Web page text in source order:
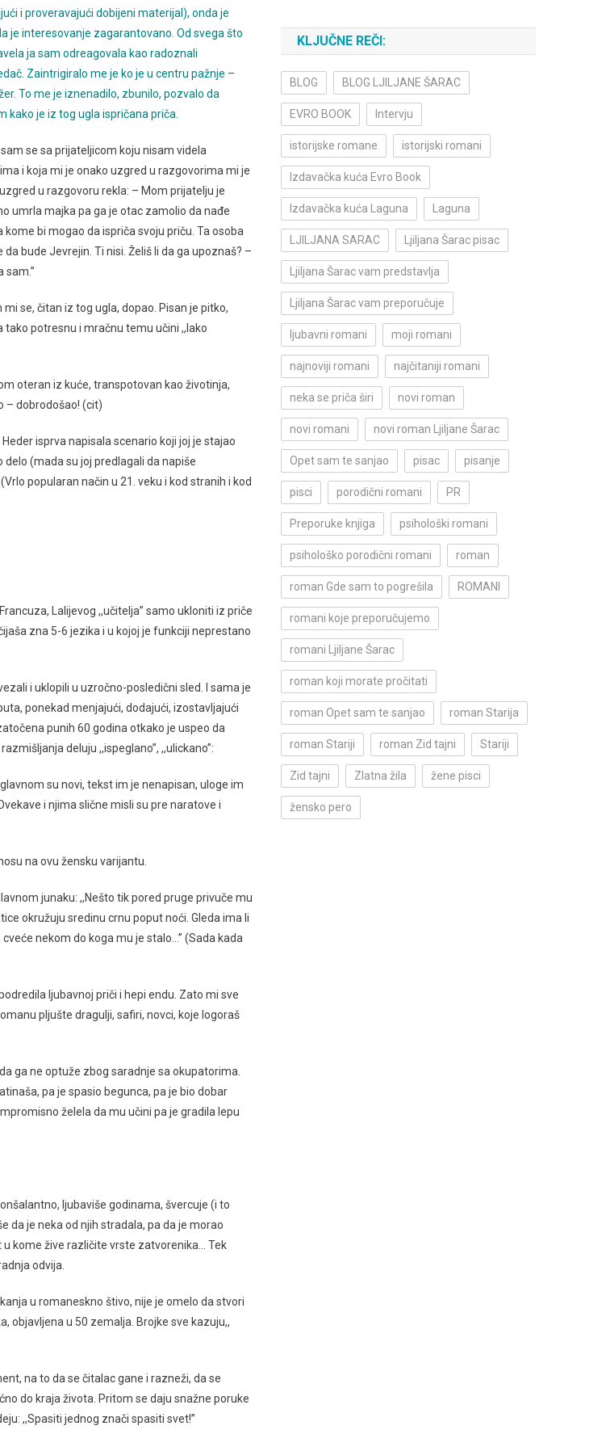
i proveravajući dobijeni materijal), onda je
je interesovanje zagarantovano. Od svega što
ja sam odreagovala kao radoznali
Zaintrigiralo me je ko je u centru pažnje –
To me je iznenadilo, zbunilo, pozvalo da
kako je iz tog ugla ispričana priča.
sam se sa prijateljicom koju nisam videla
i koja mi je onako uzgred u razgovorima mi je
u razgovoru rekla: – Mom prijatelju je
umrla majka pa ga je otac zamolio da nađe
kome bi mogao da ispriča svoju priču. Ta osoba
da bude Jevrejin. Ti nisi. Želiš li da ga upoznaš? –
sam.”
mi se, čitan iz tog ugla, dopao. Pisan je pitko,
tako potresnu i mračnu temu učini ,,lako
oteran iz kuće, transpotovan kao životinja,
– dobrodošao! (cit)
isprva napisala scenario koji joj je stajao
(mada su joj predlagali da napiše
popularan način u 21. veku i kod stranih i kod
Lalijevog ,,učitelja” samo ukloniti iz priče
zna 5-6 jezika i u kojoj je funkciji neprestano
i uklopili u uzročno-posledični sled. I sama je
ponekad menjajući, dodajući, izostavljajući
punih 60 godina otkako je uspeo da
deluju ,,ispeglano’’, ,,ulickano’’:
su novi, tekst im je nenapisan, uloge im
i njima slične misli su pre naratove i
na ovu žensku varijantu.
junaku: ,,Nešto tik pored pruge privuče mu
okružuju sredinu crnu poput noći. Gleda ima li
nekom do koga mu je stalo…’’ (Sada kada
ljubavnoj priči i hepi endu. Zato mi sve
pljušte dragulji, safiri, novci, koje logoraš
ga ne optuže zbog saradnje sa okupatorima.
pa je spasio begunca, pa je bio dobar
želela da mu učini pa je gradila lepu
ljubaviše godinama, švercuje (i to
da je neka od njih stradala, pa da je morao
kome žive različite vrste zatvorenika… Tek
odvija.
u romaneskno štivo, nije je omelo da stvori
objavljena u 50 zemalja. Brojke sve kazuju,,
na to da se čitalac gane i razneži, da se
do kraja života. Pritom se daju snažne poruke
,,Spasiti jednog znači spasiti svet!”
KLJUČNE REČI:
BLOG BLOG LJILJANE ŠARAC
EVRO BOOK Intervju
istorijske romane istorijski romani
Izdavačka kuća Evro Book
Izdavačka kuća Laguna Laguna
LJILJANA SARAC Ljiljana Šarac pisac
Ljiljana Šarac vam predstavlja
Ljiljana Šarac vam preporučuje
ljubavni romani moji romani
najnoviji romani najčitaniji romani
neka se priča širi novi roman
novi romani novi roman Ljiljane Šarac
Opet sam te sanjao pisac pisanje
pisci porodični romani PR
Preporuke knjiga psihološki romani
psihološko porodični romani roman
roman Gde sam to pogrešila ROMANI
romani koje preporučujemo
romani Ljiljane Šarac
roman koji morate pročitati
roman Opet sam te sanjao roman Starija
roman Stariji roman Zid tajni Stariji
Zid tajni Zlatna žila žene pisci
žensko pero